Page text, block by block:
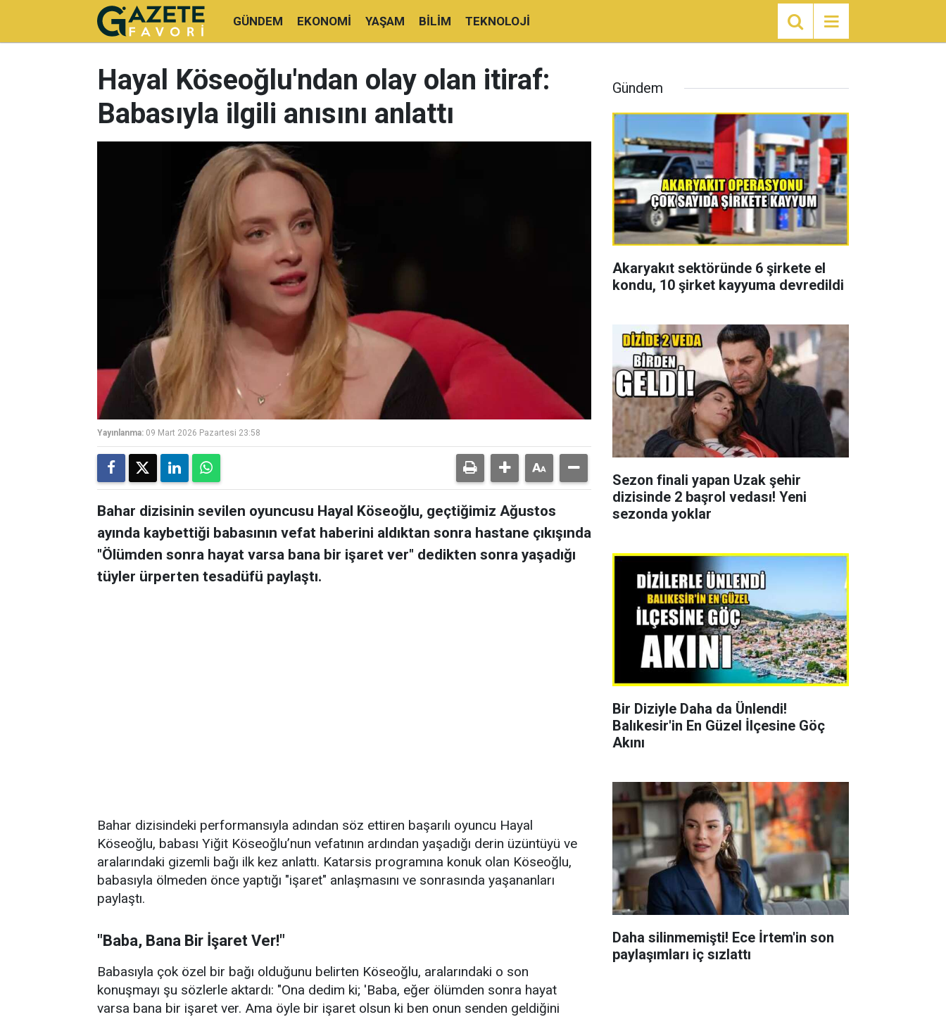
GÜNDEM EKONOMI YAŞAM BILIM TEKNOLOJI
Hayal Köseoğlu'ndan olay olan itiraf:
Babasıyla ilgili anısını anlattı
Yayınlanma: 09 Mart 2026 Pazartesi 23:58
Bahar dizisinin sevilen oyuncusu Hayal Köseoğlu, geçtiğimiz Ağustos
ayında kaybettiği babasının vefat haberini aldıktan sonra hastane çıkışında
"Ölümden sonra hayat varsa bana bir işaret ver" dedikten sonra yaşadığı
tüyler ürperten tesadüfü paylaştı.
Bahar dizisindeki performansıyla adından söz ettiren başarılı oyuncu Hayal
Köseoğlu, babası Yiğit Köseoğlu’nun vefatının ardından yaşadığı derin üzüntüyü ve
aralarındaki gizemli bağı ilk kez anlattı. Katarsis programına konuk olan Köseoğlu,
babasıyla ölmeden önce yaptığı "işaret" anlaşmasını ve sonrasında yaşananları
paylaştı.
"Baba, Bana Bir İşaret Ver!"
Babasıyla çok özel bir bağı olduğunu belirten Köseoğlu, aralarındaki o son
konuşmayı şu sözlerle aktardı: "Ona dedim ki; 'Baba, eğer ölümden sonra hayat
varsa bana bir işaret ver. Ama öyle bir işaret olsun ki ben onun senden geldiğini
Gündem
Akaryakıt sektöründe 6 şirkete el
kondu, 10 şirket kayyuma devredildi
Sezon finali yapan Uzak şehir
dizisinde 2 başrol vedası! Yeni
sezonda yoklar
Bir Diziyle Daha da Ünlendi!
Balıkesir'in En Güzel İlçesine Göç
Akını
Daha silinmemişti! Ece İrtem'in son
paylaşımları iç sızlattı